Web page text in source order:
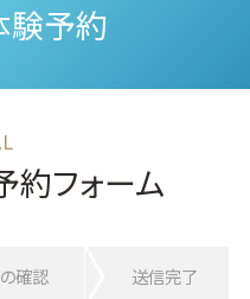
験予約
約フォーム
確認 送信完了